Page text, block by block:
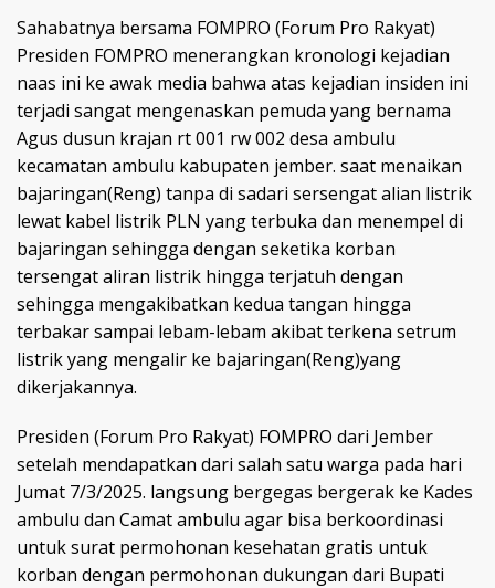
Sahabatnya bersama FOMPRO (Forum Pro Rakyat)
Presiden FOMPRO menerangkan kronologi kejadian
naas ini ke awak media bahwa atas kejadian insiden ini
terjadi sangat mengenaskan pemuda yang bernama
Agus dusun krajan rt 001 rw 002 desa ambulu
kecamatan ambulu kabupaten jember. saat menaikan
bajaringan(Reng) tanpa di sadari sersengat alian listrik
lewat kabel listrik PLN yang terbuka dan menempel di
bajaringan sehingga dengan seketika korban
tersengat aliran listrik hingga terjatuh dengan
sehingga mengakibatkan kedua tangan hingga
terbakar sampai lebam-lebam akibat terkena setrum
listrik yang mengalir ke bajaringan(Reng)yang
dikerjakannya.
Presiden (Forum Pro Rakyat) FOMPRO dari Jember
setelah mendapatkan dari salah satu warga pada hari
Jumat 7/3/2025. langsung bergegas bergerak ke Kades
ambulu dan Camat ambulu agar bisa berkoordinasi
untuk surat permohonan kesehatan gratis untuk
korban dengan permohonan dukungan dari Bupati